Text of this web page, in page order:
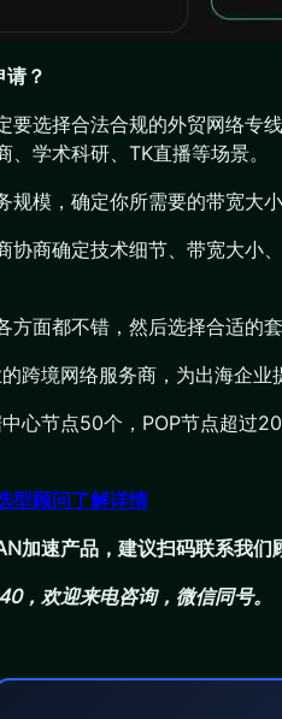
？
要选择合法合规的外贸网络专
学术科研、TK直播等场景。
规模，确定你所需要的带宽大
协商确定技术细节、带宽大小
方面都不错，然后选择合适的
跨境网络服务商，为出海企
心节点50个，POP节点超过
型顾问了解详情
加速产品，建议扫码联系我
，欢迎来电咨询，微信同号。